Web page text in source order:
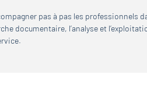
pas à pas les professionnels
documentaire, l’analyse et